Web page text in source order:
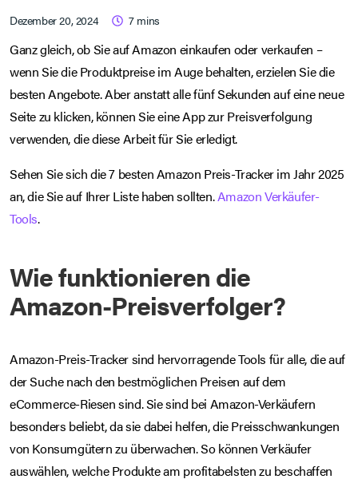
Dezember 20, 2024 7 mins
Ganz gleich, ob Sie auf Amazon einkaufen oder verkaufen –
wenn Sie die Produktpreise im Auge behalten, erzielen Sie die
besten Angebote. Aber anstatt alle fünf Sekunden auf eine neue
Seite zu klicken, können Sie eine App zur Preisverfolgung
verwenden, die diese Arbeit für Sie erledigt.
Sehen Sie sich die 7 besten Amazon Preis-Tracker im Jahr 2025
an, die Sie auf Ihrer Liste haben sollten.Amazon Verkäufer-
Tools.
Wie funktionieren die
Amazon-Preisverfolger?
Amazon-Preis-Tracker sind hervorragende Tools für alle, die auf
der Suche nach den bestmöglichen Preisen auf dem
eCommerce-Riesen sind. Sie sind bei Amazon-Verkäufern
besonders beliebt, da sie dabei helfen, die Preisschwankungen
von Konsumgütern zu überwachen. So können Verkäufer
auswählen, welche Produkte am profitabelsten zu beschaffen